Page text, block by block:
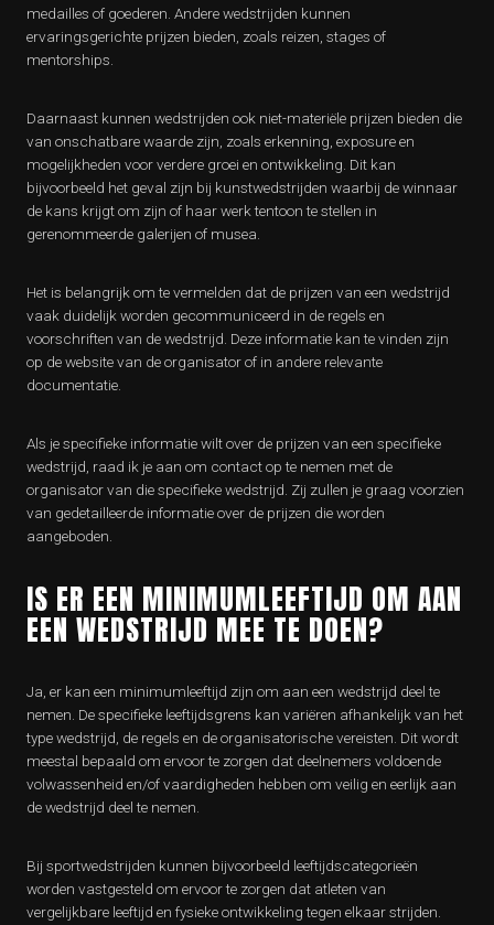
medailles of goederen. Andere wedstrijden kunnen
ervaringsgerichte prijzen bieden, zoals reizen, stages of
mentorships.
Daarnaast kunnen wedstrijden ook niet-materiële prijzen bieden die
van onschatbare waarde zijn, zoals erkenning, exposure en
mogelijkheden voor verdere groei en ontwikkeling. Dit kan
bijvoorbeeld het geval zijn bij kunstwedstrijden waarbij de winnaar
de kans krijgt om zijn of haar werk tentoon te stellen in
gerenommeerde galerijen of musea.
Het is belangrijk om te vermelden dat de prijzen van een wedstrijd
vaak duidelijk worden gecommuniceerd in de regels en
voorschriften van de wedstrijd. Deze informatie kan te vinden zijn
op de website van de organisator of in andere relevante
documentatie.
Als je specifieke informatie wilt over de prijzen van een specifieke
wedstrijd, raad ik je aan om contact op te nemen met de
organisator van die specifieke wedstrijd. Zij zullen je graag voorzien
van gedetailleerde informatie over de prijzen die worden
aangeboden.
IS ER EEN MINIMUMLEEFTIJD OM AAN
EEN WEDSTRIJD MEE TE DOEN?
Ja, er kan een minimumleeftijd zijn om aan een wedstrijd deel te
nemen. De specifieke leeftijdsgrens kan variëren afhankelijk van het
type wedstrijd, de regels en de organisatorische vereisten. Dit wordt
meestal bepaald om ervoor te zorgen dat deelnemers voldoende
volwassenheid en/of vaardigheden hebben om veilig en eerlijk aan
de wedstrijd deel te nemen.
Bij sportwedstrijden kunnen bijvoorbeeld leeftijdscategorieën
worden vastgesteld om ervoor te zorgen dat atleten van
vergelijkbare leeftijd en fysieke ontwikkeling tegen elkaar strijden.